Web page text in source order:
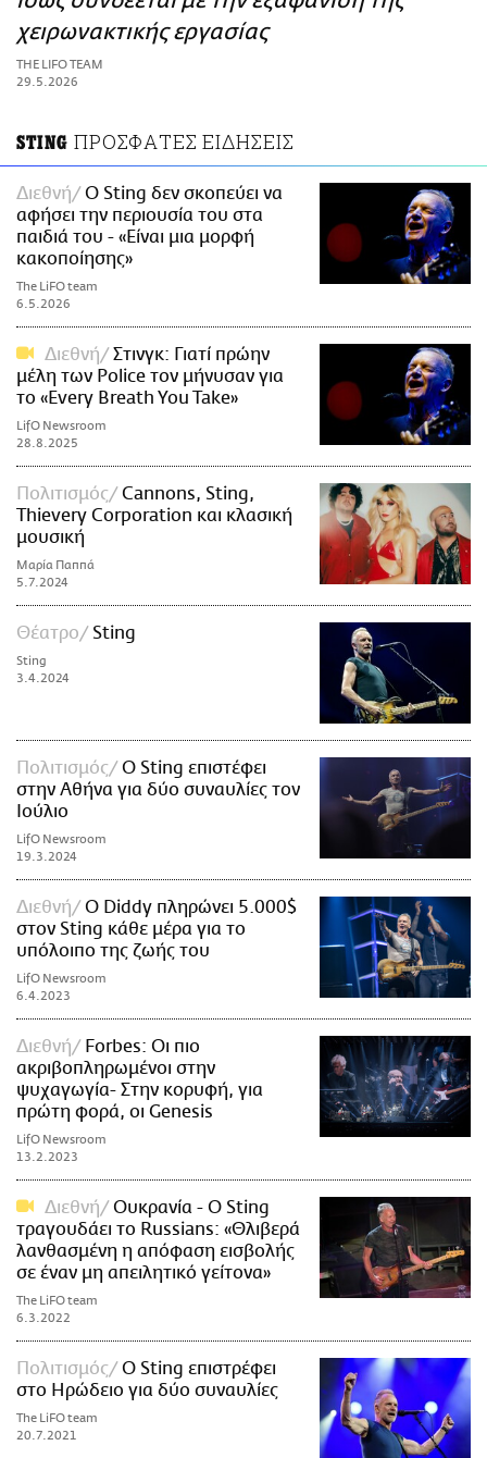
ΑΜΠΑ
PRINT
χειρωνακτικής εργασίας
THE LIFO TEAM
29.5.2026
STING ΠΡΟΣΦΑΤΕΣ ΕΙΔΗΣΕΙΣ
Διεθνή
Ο Sting δεν σκοπεύει να
αφήσει την περιουσία του στα
παιδιά του - «Είναι μια μορφή
κακοποίησης»
The LiFO team
6.5.2026
Διεθνή
Στινγκ: Γιατί πρώην
μέλη των Police τον μήνυσαν για
το «Every Breath You Take»
LifO Newsroom
28.8.2025
Πολιτισμός
Cannons, Sting,
Thievery Corporation και κλασική
μουσική
Μαρία Παππά
5.7.2024
Θέατρο Sting
Sting
3.4.2024
Πολιτισμός
Ο Sting επιστέφει
στην Αθήνα για δύο συναυλίες τον
Ιούλιο
LifO Newsroom
19.3.2024
Διεθνή
Ο Diddy πληρώνει 5.000$
στον Sting κάθε μέρα για το
υπόλοιπο της ζωής του
LifO Newsroom
6.4.2023
Διεθνή
Forbes: Οι πιο
ακριβοπληρωμένοι στην
ψυχαγωγία- Στην κορυφή, για
πρώτη φορά, οι Genesis
LifO Newsroom
13.2.2023
Διεθνή
Ουκρανία - Ο Sting
τραγουδάει το Russians: «Θλιβερά
λανθασμένη η απόφαση εισβολής
σε έναν μη απειλητικό γείτονα»
The LiFO team
6.3.2022
Πολιτισμός
Ο Sting επιστρέφει
στο Ηρώδειο για δύο συναυλίες
The LiFO team
20.7.2021